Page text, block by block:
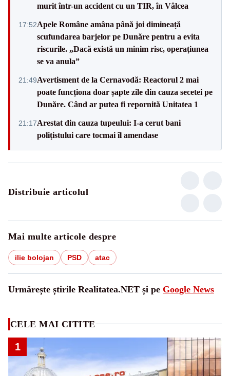
murit într-un accident cu un TIR, în Vâlcea
17:52Apele Române amâna până joi dimineață
scufundarea barjelor pe Dunăre pentru a evita
riscurile. „Dacă există un minim risc, operațiunea
se va anula”
21:49Avertisment de la Cernavodă: Reactorul 2 mai
poate funcționa doar șapte zile din cauza secetei pe
Dunăre. Când ar putea fi repornită Unitatea 1
21:17Arestat din cauza tupeului: I-a cerut bani
polițistului care tocmai îl amendase
Distribuie articolul
Mai multe articole despre
ilie bolojan PSD atac
Urmărește știrile Realitatea.NET și pe Google News
CELE MAI CITITE
1